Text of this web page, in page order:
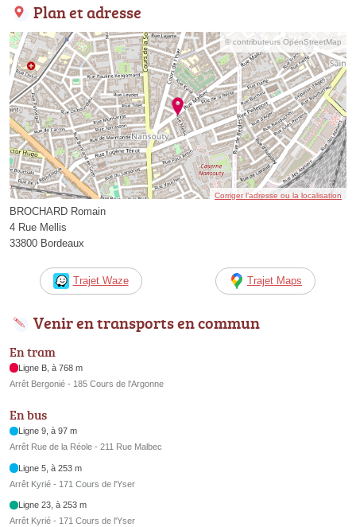
Plan et adresse
© contributeurs OpenStreetMap
Corriger l’adresse ou la localisation
BROCHARD Romain
4 Rue Mellis
33800 Bordeaux
Trajet Waze Trajet Maps
Venir en transports en commun
En tram
Ligne B, à 768 m
Arrêt Bergonié - 185 Cours de l'Argonne
En bus
Ligne 9, à 97 m
Arrêt Rue de la Réole - 211 Rue Malbec
Ligne 5, à 253 m
Arrêt Kyrié - 171 Cours de l'Yser
Ligne 23, à 253 m
Arrêt Kyrié - 171 Cours de l'Yser